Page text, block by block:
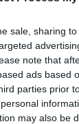
sale, sharing
note that
ads based
parties prior
may also be
/
/
/